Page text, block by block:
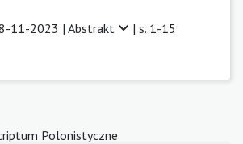
11-2023 | Abstrakt | s. 1-15
Polonistyczne